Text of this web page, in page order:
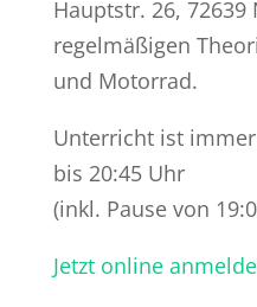
Hauptstr. 26,
regelmäßigen
und Motorrad.
Unterricht ist
bis 20:45 Uhr
(inkl. Pause von
Jetzt online